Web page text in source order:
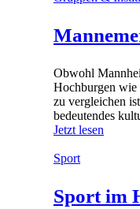
Obwohl
Hochburgen
zu vergleichen
bedeutendes
Jetzt lesen
Sport
Sport im